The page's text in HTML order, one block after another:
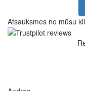
Atsauksmes no mūsu